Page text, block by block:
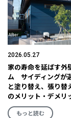
2026.05.27
家の寿命を延ばす外
ム サイディングが
と塗り替え、張り替
のメリット・デメリ
もっと読む